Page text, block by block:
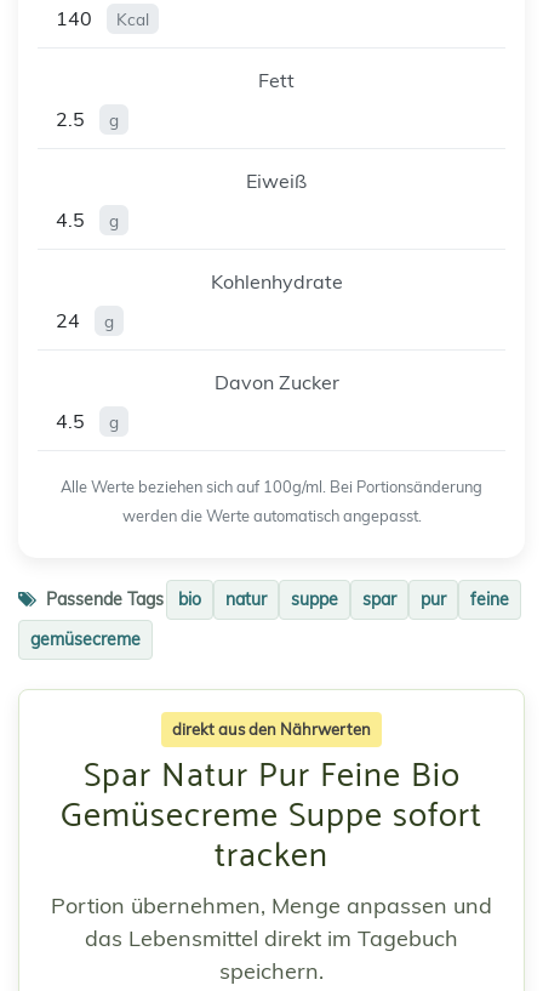
140
Kcal
Fett
2.5
g
Eiweiß
4.5
g
Kohlenhydrate
24
g
Davon Zucker
4.5
g
Alle Werte beziehen sich auf 100g/ml. Bei Portionsänderung
werden die Werte automatisch angepasst.
Passende Tags bio natur suppe spar pur
feine
gemüsecreme
direkt aus den Nährwerten
Spar Natur Pur Feine Bio
Gemüsecreme Suppe sofort
tracken
Portion übernehmen, Menge anpassen und
das Lebensmittel direkt im Tagebuch
speichern.